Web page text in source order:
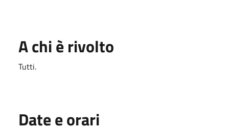
A chi è rivolto
Tutti.
Date e orari